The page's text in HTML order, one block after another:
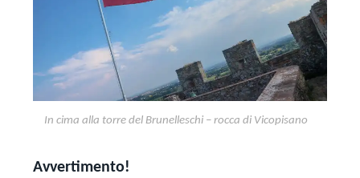
In cima alla torre del Brunelleschi – rocca di Vicopisano
Avvertimento!